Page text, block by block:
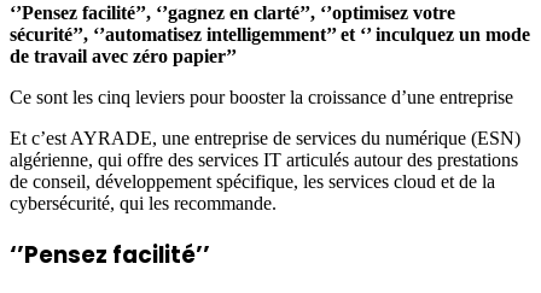
‘’Pensez facilité’’, ‘’gagnez en clarté’’, ‘’optimisez votre
sécurité’’, ‘’automatisez intelligemment’’ et ‘’ inculquez un mode
de travail avec zéro papier’’
Ce sont les cinq leviers pour booster la croissance d’une entreprise
Et c’est AYRADE, une entreprise de services du numérique (ESN)
algérienne, qui offre des services IT articulés autour des prestations
de conseil, développement spécifique, les services cloud et de la
cybersécurité, qui les recommande.
‘’Pensez facilité’’